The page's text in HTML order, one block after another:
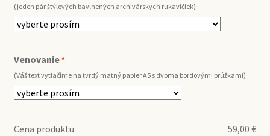
(jeden pár štýlových bavlnených archivárskych rukavičiek)
Venovanie*
(Váš text vytlačíme na tvrdý matný papier A5 s dvoma bordovými prúžkami)
Cena produktu 59,00€